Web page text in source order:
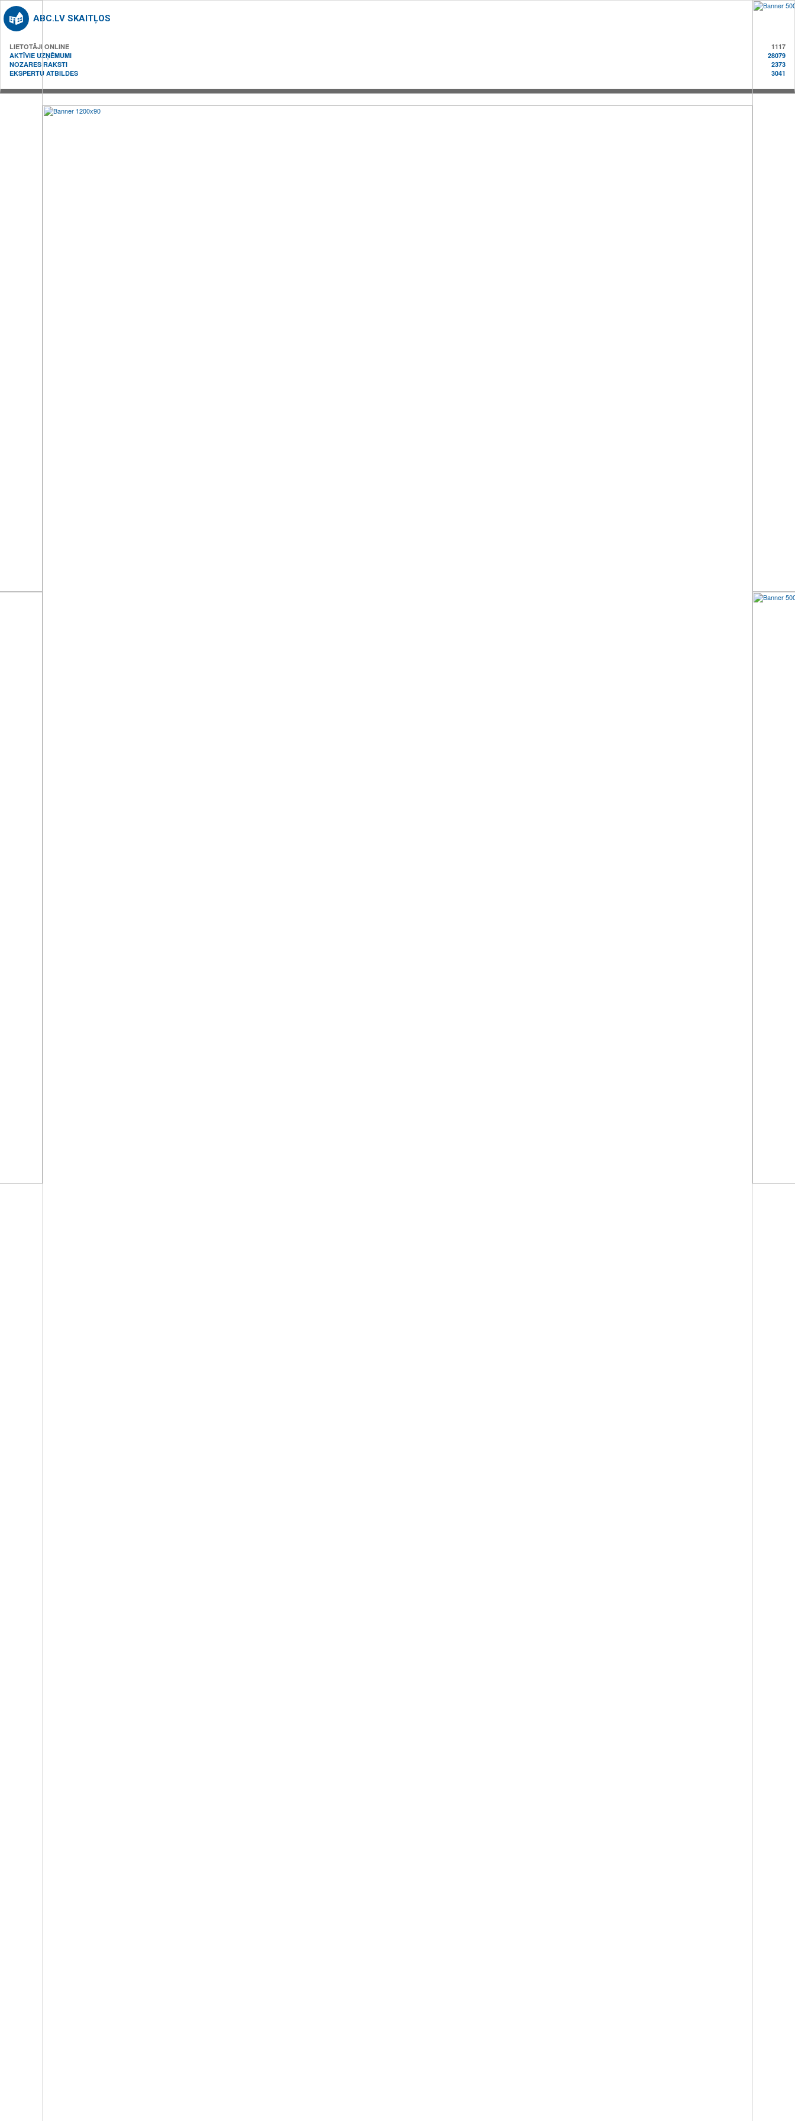
ABC.LV SKAITĻOS
LIETOTĀJI ONLINE
1117
AKTĪVIE UZŅĒMUMI
28079
NOZARES RAKSTI
2373
EKSPERTU ATBILDES
3041